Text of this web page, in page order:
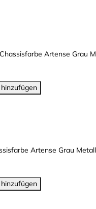
Chassisfarbe Artense Grau
Artense Grau